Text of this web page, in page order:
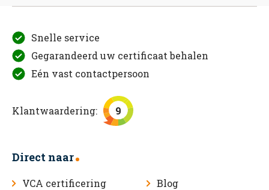
Snelle service
Gegarandeerd uw certificaat behalen
Eén vast contactpersoon
Klantwaardering: 9
Direct naar
VCA certificering
Blog